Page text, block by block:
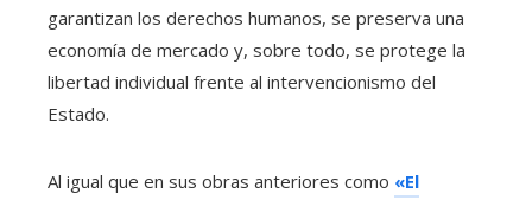
garantizan los derechos humanos, se preserva una
economía de mercado y, sobre todo, se protege la
libertad individual frente al intervencionismo del
Estado.
Al igual que en sus obras anteriores como «El